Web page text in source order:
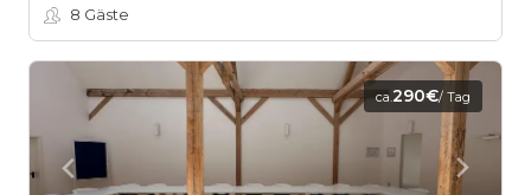
8 Gäste
ca.290€/ Tag